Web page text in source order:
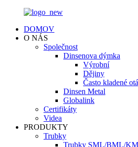
DOMOV
O NÁS
Společnost
Dinsenova dýmka
Výrobní
Dějiny
Často kladené
Dinsen Metal
Globalink
Certifikáty
Videa
PRODUKTY
Trubky
Trubky SML/BML/